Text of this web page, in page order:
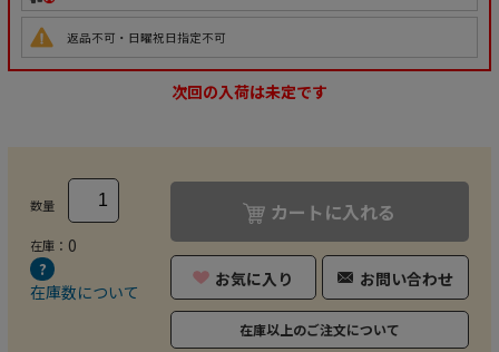
返品不可・日曜祝日指定不可
次回の入荷は未定です
数量
在庫： 0
在庫数について
カートに入れる
お気に入り お問い合わせ
在庫以上のご注文について